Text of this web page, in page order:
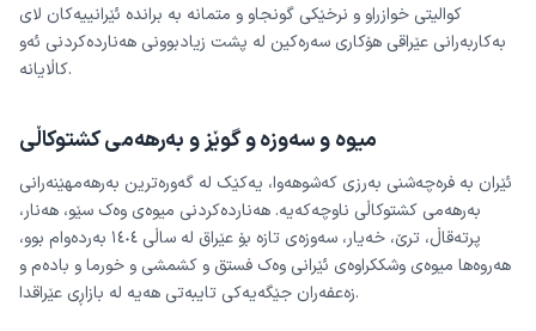
کوالیتی خوازراو و نرخێکی گونجاو و متمانە بە براندە ئێرانییەکان لای
بەکاربەرانی عێراقی هۆکاری سەرەکین لە پشت زیادبوونی هەناردەکردنی ئەو
کاڵایانە.
میوە و سەوزە و گوێز و بەرهەمی کشتوکاڵی
ئێران بە فرەچەشنی بەرزی کەشوهەوا، یەکێک لە گەورەترین بەرهەمهێنەرانی
بەرهەمی کشتوکاڵی ناوچەکەیە. هەناردەکردنی میوەی وەک سێو، هەنار،
پرتەقاڵ، ترێ، خەیار، سەوزەی تازە بۆ عێراق لە ساڵی ١٤٠٤ بەردەوام بوو،
هەروەها میوەی وشککراوەی ئێرانی وەک فستق و کشمشی و خورما و بادەم و
زەعفەران جێگەیەکی تایبەتی هەیە لە بازاڕی عێراقدا.